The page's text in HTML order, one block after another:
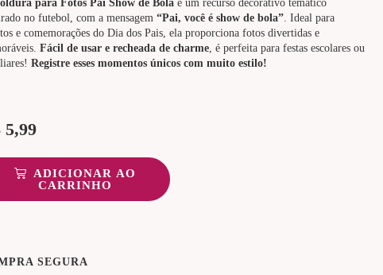
para Fotos Pai Show de Bola é um recurso decorativo temático
no futebol, com a mensagem“Pai, você é show de bola”. Ideal para
e comemorações do Dia dos Pais, ela proporciona fotos divertidas e
Fácil de usar e recheada de charme, é perfeita para festas escolares ou
Registre esses momentos únicos com muito estilo!
5,99
ADICIONAR AO
CARRINHO
SEGURA